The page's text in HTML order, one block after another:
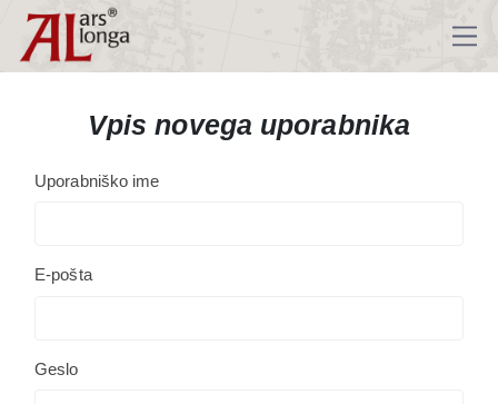
Vpis novega uporabnika
Uporabniško ime
E-pošta
Geslo